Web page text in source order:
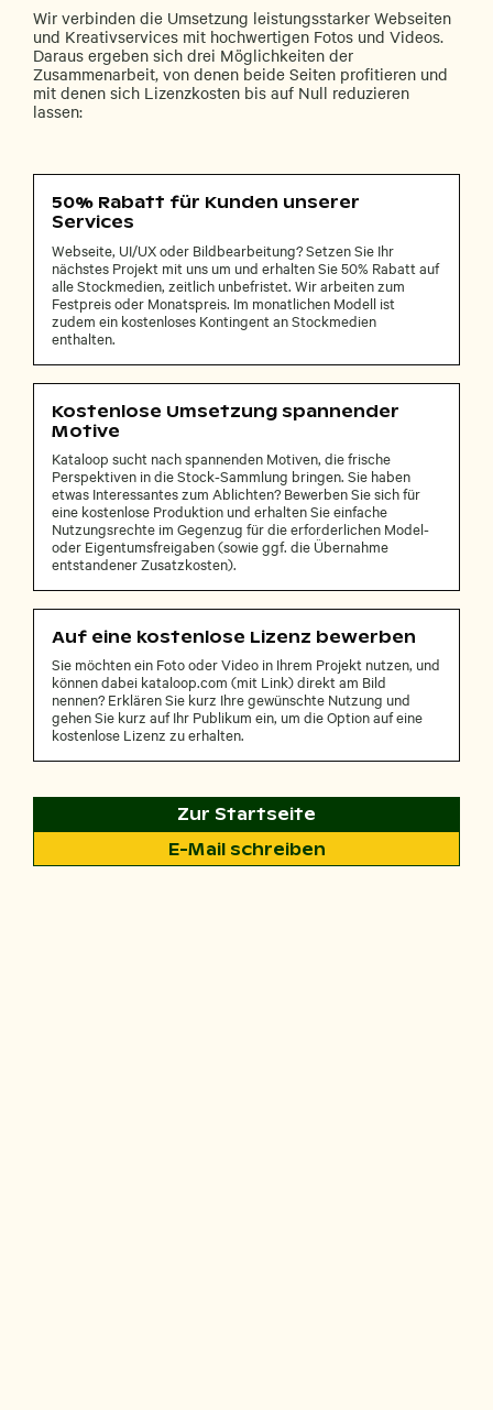
Wir verbinden die Umsetzung leistungsstarker Webseiten
und Kreativservices mit hochwertigen Fotos und Videos.
Daraus ergeben sich drei Möglichkeiten der
Zusammenarbeit, von denen beide Seiten profitieren und
mit denen sich Lizenzkosten bis auf Null reduzieren
lassen:
50% Rabatt für Kunden unserer
Services
Webseite, UI/UX oder Bildbearbeitung? Setzen Sie Ihr
nächstes Projekt mit uns um und erhalten Sie 50% Rabatt auf
alle Stockmedien, zeitlich unbefristet. Wir arbeiten zum
Festpreis oder Monatspreis. Im monatlichen Modell ist
zudem ein kostenloses Kontingent an Stockmedien
enthalten.
Kostenlose Umsetzung spannender
Motive
Kataloop sucht nach spannenden Motiven, die frische
Perspektiven in die Stock-Sammlung bringen. Sie haben
etwas Interessantes zum Ablichten? Bewerben Sie sich für
eine kostenlose Produktion und erhalten Sie einfache
Nutzungsrechte im Gegenzug für die erforderlichen Model-
oder Eigentumsfreigaben (sowie ggf. die Übernahme
entstandener Zusatzkosten).
Auf eine kostenlose Lizenz bewerben
Sie möchten ein Foto oder Video in Ihrem Projekt nutzen, und
können dabei kataloop.com (mit Link) direkt am Bild
nennen? Erklären Sie kurz Ihre gewünschte Nutzung und
gehen Sie kurz auf Ihr Publikum ein, um die Option auf eine
kostenlose Lizenz zu erhalten.
Zur Startseite
E-Mail schreiben